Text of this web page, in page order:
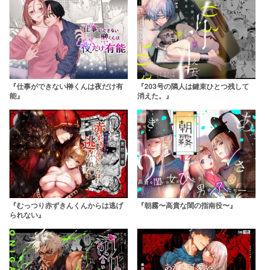
『仕事ができない榊くんは夜だけ有
能』
『203号の隣人は鍵束ひとつ残して
消えた。』
『むっつり赤ずきんくんからは逃げ
られない』
『朝霧〜高貴な閨の指南役〜』